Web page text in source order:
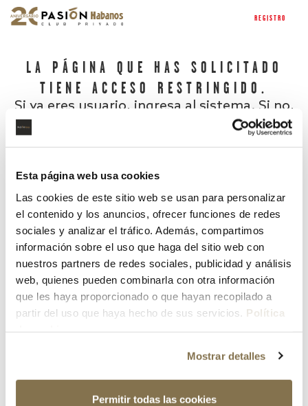
Esta página web usa cookies
Las cookies de este sitio web se usan para personalizar
el contenido y los anuncios, ofrecer funciones de redes
sociales y analizar el tráfico. Además, compartimos
información sobre el uso que haga del sitio web con
nuestros partners de redes sociales, publicidad y análisis
web, quienes pueden combinarla con otra información
que les haya proporcionado o que hayan recopilado a
partir del uso que haya hecho de sus servicios. Política
Mostrar detalles
Permitir todas las cookies
REGISTRO
LA PÁGINA QUE HAS SOLICITADO
TIENE ACCESO RESTRINGIDO.
Si ya eres usuario, ingresa al sistema. Si no,
¿Has olvidado tu contraseña?